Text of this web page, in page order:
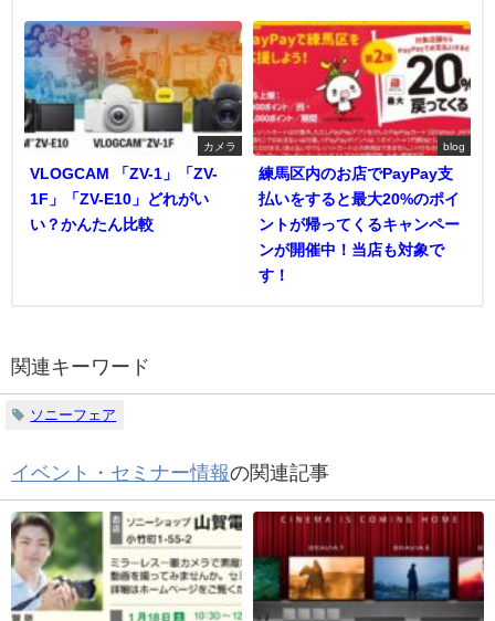
カメラ
VLOGCAM 「ZV-1」「ZV-
1F」「ZV-E10」どれがい
い？かんたん比較
blog
練馬区内のお店でPayPay支
払いをすると最大20%のポイ
ントが帰ってくるキャンペー
ンが開催中！当店も対象で
す！
関連キーワード
ソニーフェア
イベント・セミナー情報の関連記事